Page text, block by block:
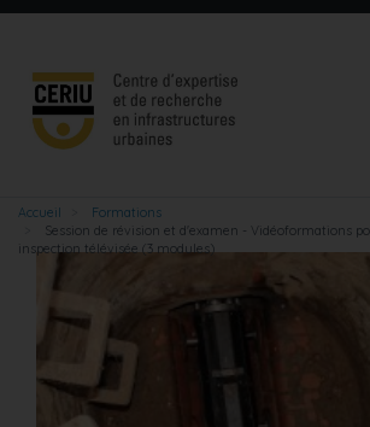
Aller
principal
Accueil
Formations
Session de révision et d'examen - Vidéoformations
inspection télévisée (3 modules)